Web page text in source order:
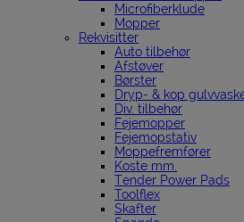
Microfiberklude
Mopper
Rekvisitter
Auto tilbehør
Afstøver
Børster
Dryp- & kop
Div. tilbehør
Fejemopper
Fejemopstativ
Moppefremfører
Koste mm.
Tender Power Pads
Toolflex
Skafter